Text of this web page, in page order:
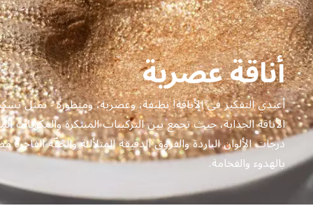
أناقة عصرية
أعيدي التفكير في الأناقة! نظيفة، وعصرية، ومتطورة - تمثل
الأناقة الجذابة، حيث تجمع بين التركيبات المبتكرة والمكونات
درجات الألوان الباردة والفروق الدقيقة المتلألئة والخفّة
بالهدوء والفخامة.